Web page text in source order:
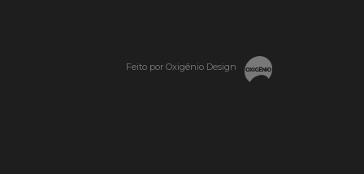
Feito por Oxigênio Design